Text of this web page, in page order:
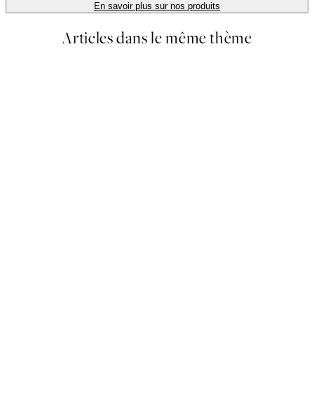
En savoir plus sur nos produits
Articles dans le même thème